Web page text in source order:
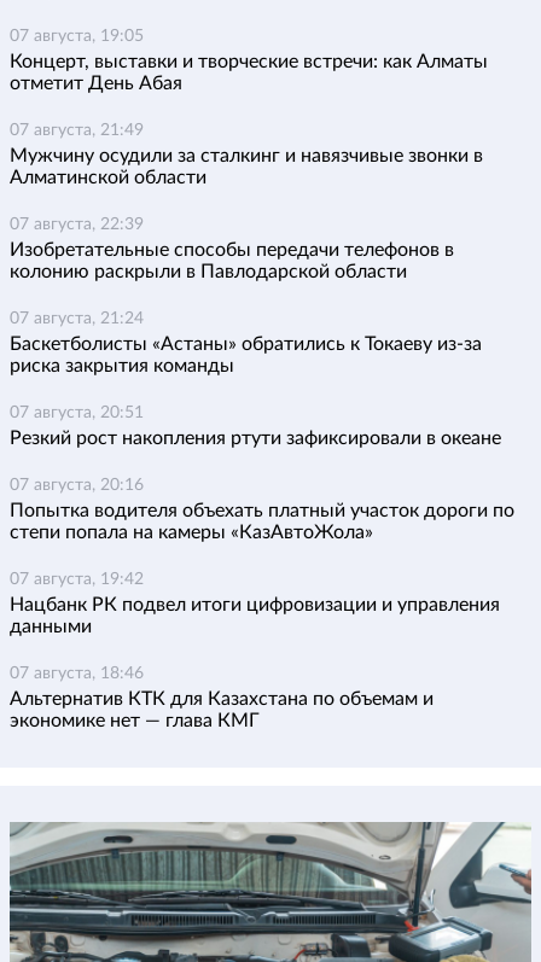
07 августа, 19:05
Концерт, выставки и творческие встречи: как Алматы
отметит День Абая
07 августа, 21:49
Мужчину осудили за сталкинг и навязчивые звонки в
Алматинской области
07 августа, 22:39
Изобретательные способы передачи телефонов в
колонию раскрыли в Павлодарской области
07 августа, 21:24
Баскетболисты «Астаны» обратились к Токаеву из-за
риска закрытия команды
07 августа, 20:51
Резкий рост накопления ртути зафиксировали в океане
07 августа, 20:16
Попытка водителя объехать платный участок дороги по
степи попала на камеры «КазАвтоЖола»
07 августа, 19:42
Нацбанк РК подвел итоги цифровизации и управления
данными
07 августа, 18:46
Альтернатив КТК для Казахстана по объемам и
экономике нет — глава КМГ